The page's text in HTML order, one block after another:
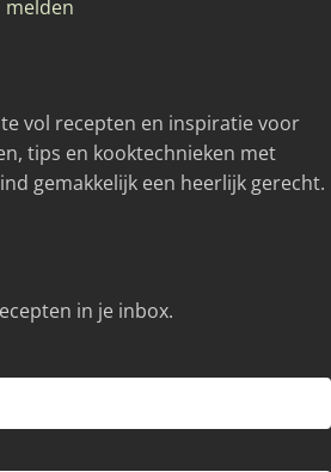
vol recepten en inspiratie voor
tips en kooktechnieken met
gemakkelijk een heerlijk gerecht.
in je inbox.